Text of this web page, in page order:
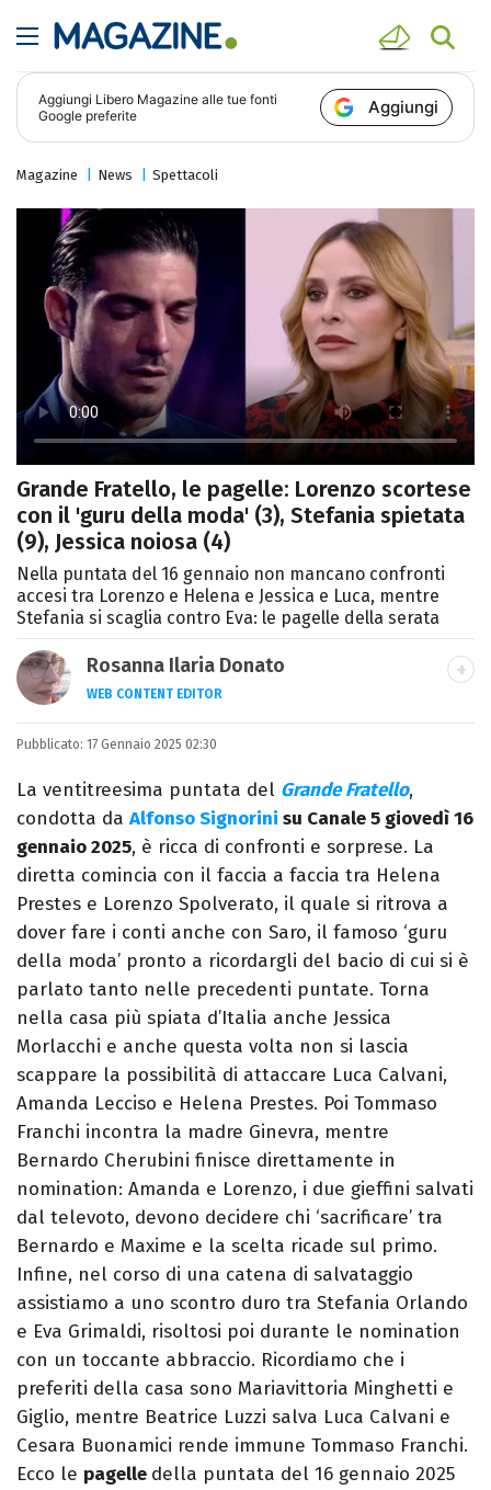
Aggiungi Libero Magazine alle tue fonti
Google preferite
Aggiungi
Magazine News Spettacoli
Grande Fratello, le pagelle: Lorenzo scortese
con il 'guru della moda' (3), Stefania spietata
(9), Jessica noiosa (4)
Nella puntata del 16 gennaio non mancano confronti
accesi tra Lorenzo e Helena e Jessica e Luca, mentre
Stefania si scaglia contro Eva: le pagelle della serata
Rosanna Ilaria Donato
WEB CONTENT EDITOR
Laureata in Linguaggi dei Media, mi dedico
Ho lavorato come web content editor
freelance per diverse testate.
Pubblicato: 17 Gennaio 2025 02:30
La ventitreesima puntata del Grande Fratello,
condotta da Alfonso Signorini su Canale 5 giovedì 16
gennaio 2025, è ricca di confronti e sorprese. La
diretta comincia con il faccia a faccia tra Helena
Prestes e Lorenzo Spolverato, il quale si ritrova a
dover fare i conti anche con Saro, il famoso ‘guru
della moda’ pronto a ricordargli del bacio di cui si è
parlato tanto nelle precedenti puntate. Torna
nella casa più spiata d’Italia anche Jessica
Morlacchi e anche questa volta non si lascia
scappare la possibilità di attaccare Luca Calvani,
Amanda Lecciso e Helena Prestes. Poi Tommaso
Franchi incontra la madre Ginevra, mentre
Bernardo Cherubini finisce direttamente in
nomination: Amanda e Lorenzo, i due gieffini salvati
dal televoto, devono decidere chi ‘sacrificare’ tra
Bernardo e Maxime e la scelta ricade sul primo.
Infine, nel corso di una catena di salvataggio
assistiamo a uno scontro duro tra Stefania Orlando
e Eva Grimaldi, risoltosi poi durante le nomination
con un toccante abbraccio. Ricordiamo che i
preferiti della casa sono Mariavittoria Minghetti e
Giglio, mentre Beatrice Luzzi salva Luca Calvani e
Cesara Buonamici rende immune Tommaso Franchi.
Ecco le pagelle della puntata del 16 gennaio 2025